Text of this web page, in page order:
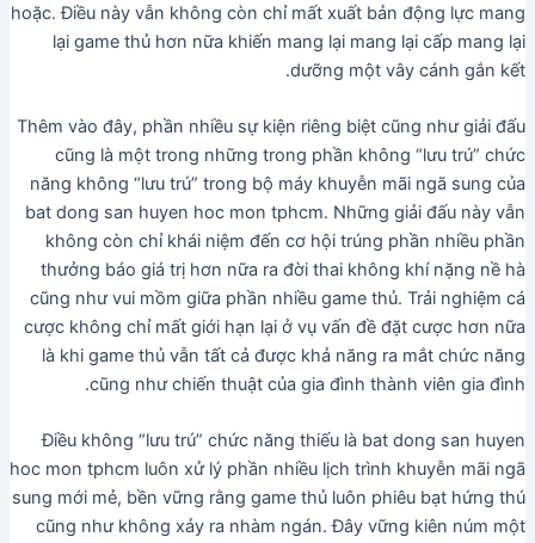
hoặc. Điều này vẫn không còn chỉ mất xuất bản động lực mang
lại game thủ hơn nữa khiến mang lại mang lại cấp mang lại
dưỡng một vây cánh gắn kết.
Thêm vào đây, phần nhiều sự kiện riêng biệt cũng như giải đấu
cũng là một trong những trong phần không “lưu trú” chức
năng không “lưu trú” trong bộ máy khuyễn mãi ngã sung của
bat dong san huyen hoc mon tphcm. Những giải đấu này vẫn
không còn chỉ khái niệm đến cơ hội trúng phần nhiều phần
thưởng báo giá trị hơn nữa ra đời thai không khí nặng nề hà
cũng như vui mồm giữa phần nhiều game thủ. Trải nghiệm cá
cược không chỉ mất giới hạn lại ở vụ vấn đề đặt cược hơn nữa
là khi game thủ vẫn tất cả được khả năng ra mắt chức năng
cũng như chiến thuật của gia đình thành viên gia đình.
Điều không “lưu trú” chức năng thiếu là bat dong san huyen
hoc mon tphcm luôn xử lý phần nhiều lịch trình khuyễn mãi ngã
sung mới mẻ, bền vững rằng game thủ luôn phiêu bạt hứng thú
cũng như không xảy ra nhàm ngán. Đây vững kiên núm một